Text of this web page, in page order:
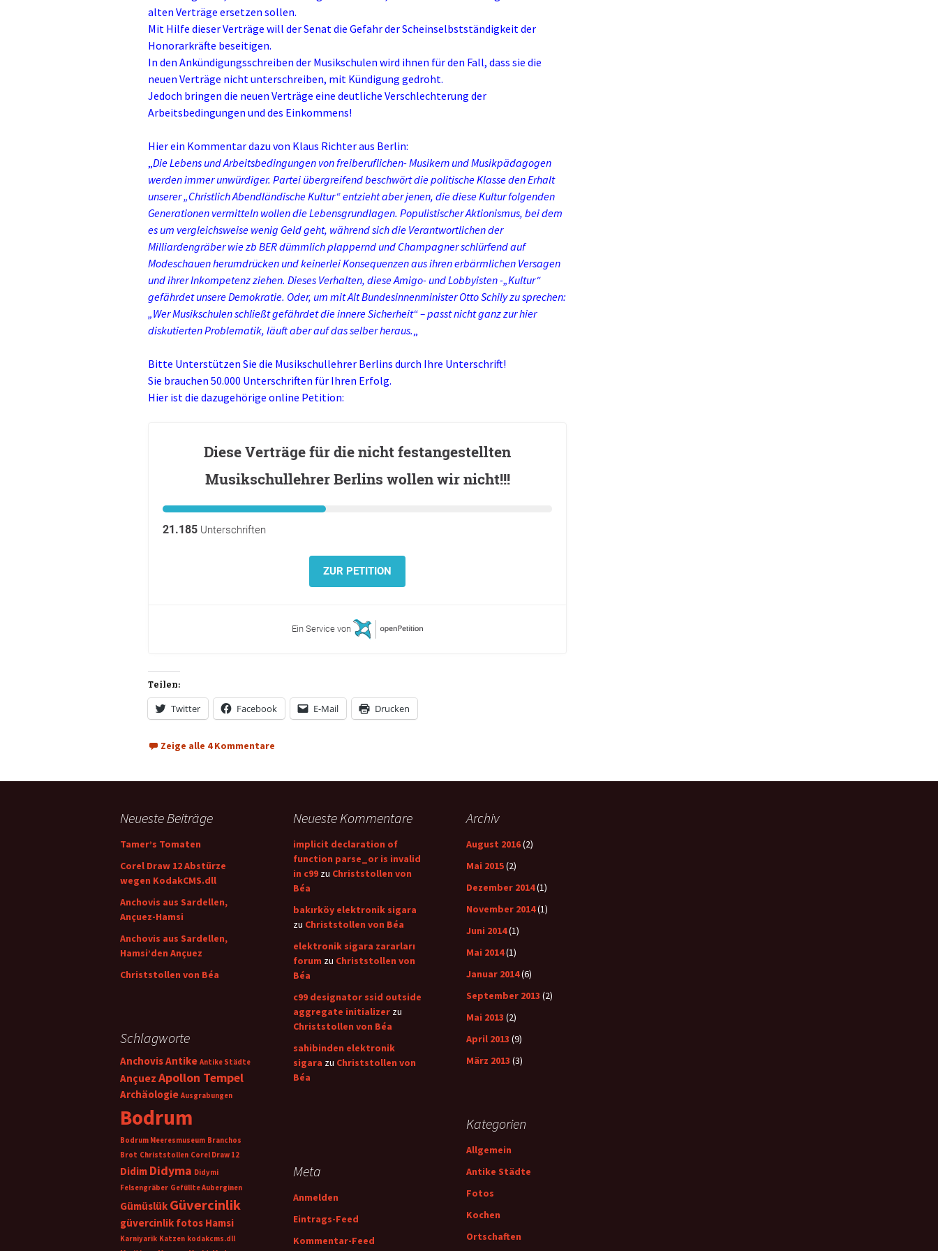
alten Verträge ersetzen sollen.
Mit Hilfe dieser Verträge will der Senat die Gefahr der Scheinselbstständigkeit der
Honorarkräfte beseitigen.
In den Ankündigungsschreiben der Musikschulen wird ihnen für den Fall, dass sie die
neuen Verträge nicht unterschreiben, mit Kündigung gedroht.
Jedoch bringen die neuen Verträge eine deutliche Verschlechterung der
Arbeitsbedingungen und des Einkommens!
Hier ein Kommentar dazu von Klaus Richter aus Berlin:
„Die Lebens und Arbeitsbedingungen von freiberuflichen- Musikern und Musikpädagogen
werden immer unwürdiger. Partei übergreifend beschwört die politische Klasse den Erhalt
unserer „Christlich Abendländische Kultur“ entzieht aber jenen, die diese Kultur folgenden
Generationen vermitteln wollen die Lebensgrundlagen. Populistischer Aktionismus, bei dem
es um vergleichsweise wenig Geld geht, während sich die Verantwortlichen der
Milliardengräber wie zb BER dümmlich plappernd und Champagner schlürfend auf
Modeschauen herumdrücken und keinerlei Konsequenzen aus ihren erbärmlichen Versagen
und ihrer Inkompetenz ziehen. Dieses Verhalten, diese Amigo- und Lobbyisten -„Kultur“
gefährdet unsere Demokratie. Oder, um mit Alt Bundesinnenminister Otto Schily zu sprechen:
„Wer Musikschulen schließt gefährdet die innere Sicherheit“ – passt nicht ganz zur hier
diskutierten Problematik, läuft aber auf das selber heraus.„
Bitte Unterstützen Sie die Musikschullehrer Berlins durch Ihre Unterschrift!
Sie brauchen 50.000 Unterschriften für Ihren Erfolg.
Hier ist die dazugehörige online Petition:
Diese Verträge für die nicht festangestellten
Musikschullehrer Berlins wollen wir nicht!!!
21.185 Unterschriften
ZUR PETITION
Ein Service von
Teilen:
Twitter Facebook E-Mail Drucken
Zeige alle 4 Kommentare
Neueste Beiträge
Tamer’s Tomaten
Corel Draw 12 Abstürze
wegen KodakCMS.dll
Anchovis aus Sardellen,
Ançuez-Hamsi
Anchovis aus Sardellen,
Hamsi’den Ançuez
Christstollen von Béa
Neueste Kommentare
implicit declaration of
function parse_or is invalid
in c99 zu Christstollen von
Béa
bakırköy elektronik sigara
zu Christstollen von Béa
elektronik sigara zararları
forum zu Christstollen von
Béa
c99 designator ssid outside
aggregate initializer zu
Christstollen von Béa
sahibinden elektronik
sigara zu Christstollen von
Béa
Archiv
August 2016(2)
Mai 2015(2)
Dezember 2014(1)
November 2014(1)
Juni 2014(1)
Mai 2014(1)
Januar 2014(6)
September 2013 (2)
Mai 2013 (2)
April 2013 (9)
März 2013 (3)
Schlagworte
AnchovisAntike Antike Städte
Ançuez Apollon Tempel
Archäologie Ausgrabungen
Bodrum
Bodrum Meeresmuseum Branchos
Brot Christstollen Corel Draw 12
Didim Didyma Didymi
Felsengräber Gefüllte Auberginen
Gümüslük Güvercinlik
güvercinlik fotos Hamsi
Karniyarik Katzen kodakcms.dll
Kategorien
Allgemein
Antike Städte
Fotos
Kochen
Ortschaften
Meta
Anmelden
Eintrags-Feed
Kommentar-Feed